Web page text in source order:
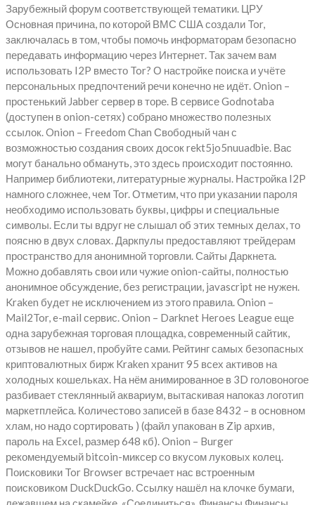
Зарубежный форум соответствующей тематики. ЦРУ
Основная причина, по которой ВМС США создали Tor,
заключалась в том, чтобы помочь информаторам безопасно
передавать информацию через Интернет. Так зачем вам
использовать I2P вместо Tor? О настройке поиска и учёте
персональных предпочтений речи конечно не идёт. Onion –
простенький Jabber сервер в торе. В сервисе Godnotaba
(доступен в onion-сетях) собрано множество полезных
ссылок. Onion – Freedom Chan Свободный чан с
возможностью создания своих досок rekt5jo5nuuadbie. Вас
могут банально обмануть, это здесь происходит постоянно.
Например библиотеки, литературные журналы. Настройка I2P
намного сложнее, чем Tor. Отметим, что при указании пароля
необходимо использовать буквы, цифры и специальные
символы. Если ты вдруг не слышал об этих темных делах, то
поясню в двух словах. Даркпулы предоставляют трейдерам
пространство для анонимной торговли. Сайты Даркнета.
Можно добавлять свои или чужие onion-сайты, полностью
анонимное обсуждение, без регистрации, javascript не нужен.
Kraken будет не исключением из этого правила. Onion –
Mail2Tor, e-mail сервис. Onion – Darknet Heroes League еще
одна зарубежная торговая площадка, современный сайтик,
отзывов не нашел, пробуйте сами. Рейтинг самых безопасных
криптовалютных бирж Kraken хранит 95 всех активов на
холодных кошельках. На нём анимированное в 3D головоногое
разбивает стеклянный аквариум, вытаскивая напоказ логотип
маркетплейса. Количестово записей в базе 8432 – в основном
хлам, но надо сортировать ) (файл упакован в Zip архив,
пароль на Excel, размер 648 кб). Onion – Burger
рекомендуемый bitcoin-миксер со вкусом луковых колец.
Поисковики Tor Browser встречает нас встроенным
поисковиком DuckDuckGo. Ссылку нашёл на клочке бумаги,